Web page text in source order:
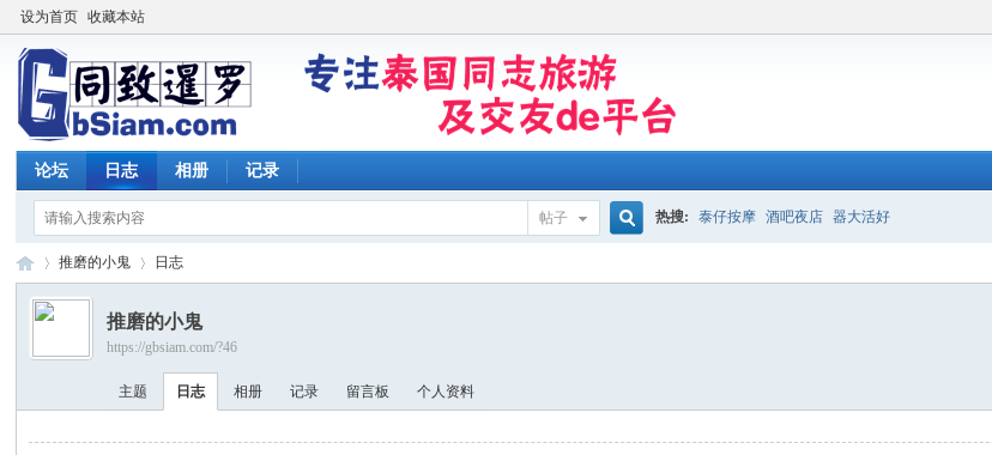
设为首页 收藏本站
论坛 日志 相册 记录
帖子 热搜: 泰仔按摩 酒吧夜店 器大活好
›
推磨的小鬼 日志
推磨的小鬼
https://gbsiam.com/?46
主题 日志 相册 记录 留言板 个人资料